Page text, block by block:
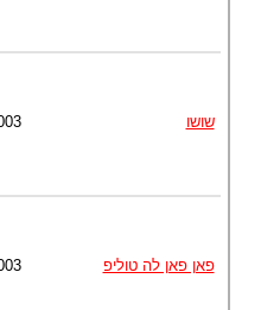
שושו
פאן פאן לה טוליפ